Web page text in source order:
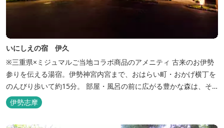
いにしえの宿 伊久
※三重県×ミジュマルご当地コラボ商品のアメニティ 古来のお伊勢
参りを伝える湯宿。伊勢神宮内宮まで、おはらい町・おかげ横丁を
のんびり歩いて約15分。 部屋・風呂の前に広がる豊かな森は、そ
のまま内宮の森へと連なっています。 お伊勢さんとつながってい
る・・そんな気持ちになる宿です。 館内には2つの大浴場と趣の異
なる３つの貸切露天風呂を楽しめます。
伊勢志摩